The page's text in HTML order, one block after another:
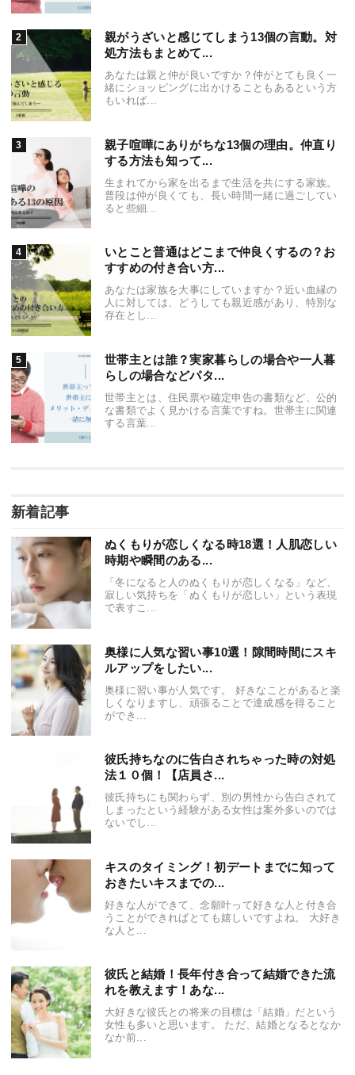
親がうざいと感じてしまう13個の言動。対
処方法もまとめて...
あなたは親と仲が良いですか？仲がとても良く一
緒にショッピングに出かけることもあるという方
もいれば...
親子喧嘩にありがちな13個の理由。仲直り
する方法も知って...
生まれてから家を出るまで生活を共にする家族。
普段は仲が良くても、長い時間一緒に過ごしてい
ると些細...
いとこと普通はどこまで仲良くするの？お
すすめの付き合い方...
あなたは家族を大事にしていますか？近い血縁の
人に対しては、どうしても親近感があり、特別な
存在とし...
世帯主とは誰？実家暮らしの場合や一人暮
らしの場合などパタ...
世帯主とは、住民票や確定申告の書類など、公的
な書類でよく見かける言葉ですね。世帯主に関連
する言葉...
新着記事
ぬくもりが恋しくなる時18選！人肌恋しい
時期や瞬間のある...
「冬になると人のぬくもりが恋しくなる」など、
寂しい気持ちを「ぬくもりが恋しい」という表現
で表すこ...
奥様に人気な習い事10選！隙間時間にスキ
ルアップをしたい...
奥様に習い事が人気です。 好きなことがあると楽
しくなりますし、頑張ることで達成感を得ること
ができ...
彼氏持ちなのに告白されちゃった時の対処
法１０個！【店員さ...
彼氏持ちにも関わらず、別の男性から告白されて
しまったという経験がある女性は案外多いのでは
ないでし...
キスのタイミング！初デートまでに知って
おきたいキスまでの...
好きな人ができて、念願叶って好きな人と付き合
うことができればとても嬉しいですよね。 大好き
な人と...
彼氏と結婚！長年付き合って結婚できた流
れを教えます！あな...
大好きな彼氏との将来の目標は「結婚」だという
女性も多いと思います。 ただ、結婚となるとなか
なか前...